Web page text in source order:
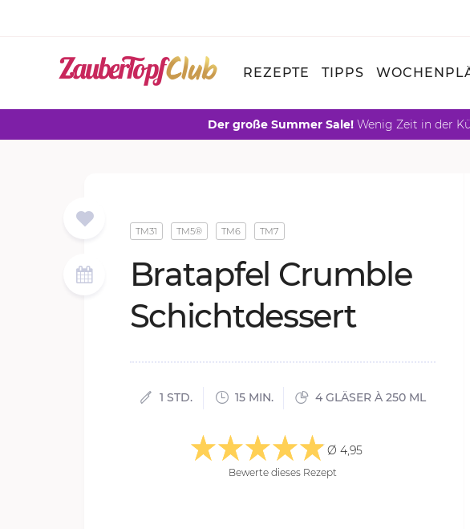
REZEPTE TIPPS
Der große Summer Sale! Wenig Zeit in der
TM31 TM5® TM6 TM7
Brat­ap­fel Crum­ble
Schicht­des­sert
1 STD. 15 MIN. 4 GLÄSER À 250 ML
Ø 4,95
Bewerte dieses Rezept